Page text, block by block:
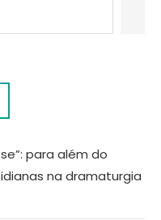
para além do
na dramaturgia